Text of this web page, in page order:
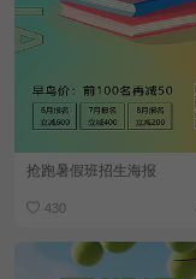
抢跑暑假班招生海报
430